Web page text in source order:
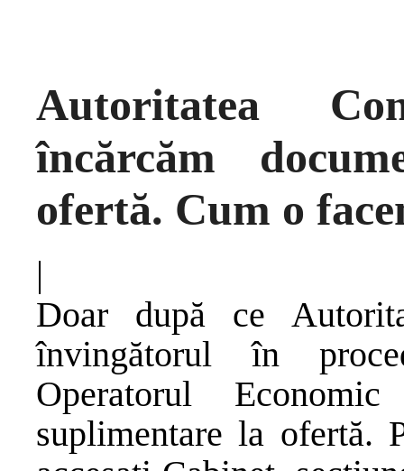
Autoritatea
încărcăm
ofertă. Cum o
|
Doar după ce
învingătorul în
Operatorul
suplimentare la ofertă.